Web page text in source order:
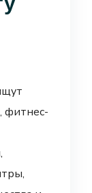
фитнес-